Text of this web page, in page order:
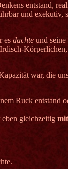
entstand,
und
es dachte und
war, die
Ruck entstand
eben gleichzeitig mit